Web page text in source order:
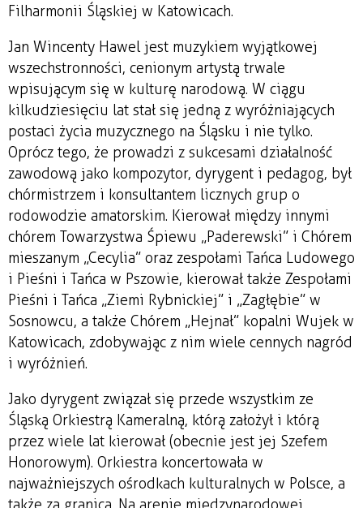
Filharmonii Śląskiej w Katowicach.
Jan Wincenty Hawel jest muzykiem wyjątkowej
wszechstronności, cenionym artystą trwale
wpisującym się w kulturę narodową. W ciągu
kilkudziesięciu lat stał się jedną z wyróżniających
postaci życia muzycznego na Śląsku i nie tylko.
Oprócz tego, że prowadzi z sukcesami działalność
zawodową jako kompozytor, dyrygent i pedagog, był
chórmistrzem i konsultantem licznych grup o
rodowodzie amatorskim. Kierował między innymi
chórem Towarzystwa Śpiewu „Paderewski” i Chórem
mieszanym „Cecylia” oraz zespołami Tańca Ludowego
i Pieśni i Tańca w Pszowie, kierował także Zespołami
Pieśni i Tańca „Ziemi Rybnickiej” i „Zagłębie” w
Sosnowcu, a także Chórem „Hejnał” kopalni Wujek w
Katowicach, zdobywając z nim wiele cennych nagród
i wyróżnień.
Jako dyrygent związał się przede wszystkim ze
Śląską Orkiestrą Kameralną, którą założył i którą
przez wiele lat kierował (obecnie jest jej Szefem
Honorowym). Orkiestra koncertowała w
najważniejszych ośrodkach kulturalnych w Polsce, a